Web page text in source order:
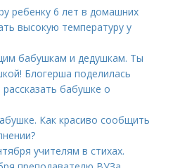
ребенку 6 лет в домашних
высокую температуру у
бабушкам и дедушкам. Ты
Блогерша поделилась
бабушке о
Как красиво сообщить
учителям в стихах.